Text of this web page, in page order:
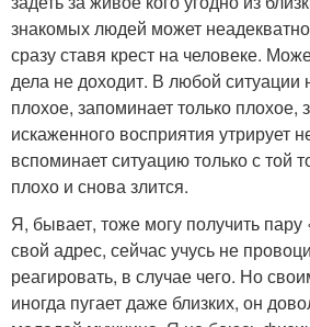
знакомых людей может
сразу ставя крест на человеке.
дела не доходит. В любой ситуации
плохое, запоминает только плохое,
искаженного восприятия утрирует
вспоминает ситуацию только с той
плохо и снова злится.
Я, бывает, тоже могу получить
свой адрес, сейчас учусь не
реагировать, в случае чего. Но
иногда пугает даже близких, он